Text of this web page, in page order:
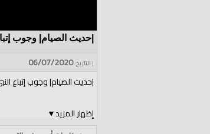
|حديث الصيام| وجوب
| التاريخ:06/07/2020
إظهار المزيد▼
|حديث الصيام| وجوب إتباع
الشيخ سعيد الكرمي "أبو